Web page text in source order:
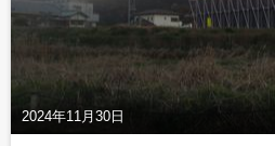
2024年11月30日